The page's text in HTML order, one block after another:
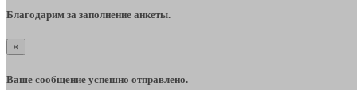
Благодарим за заполнение анкеты.
×
Ваше сообщение успешно отправлено.